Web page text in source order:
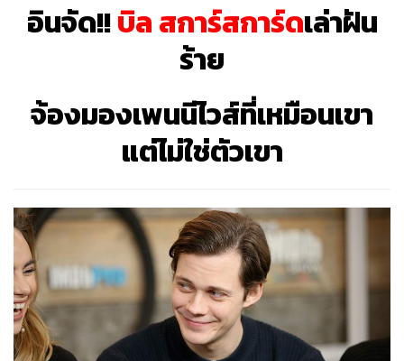
อินจัด!!บิล สการ์สการ์ดเล่าฝัน
ร้าย
จ้องมองเพนนีไวส์ที่เหมือนเขา
แต่ไม่ใช่ตัวเขา